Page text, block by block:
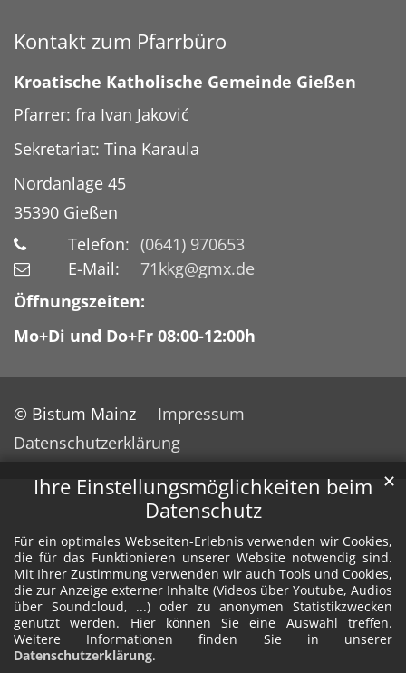
Ihre Einstellungsmöglichkeiten beim
Datenschutz
Für ein optimales Webseiten-Erlebnis verwenden wir Cookies,
die für das Funktionieren unserer Website notwendig sind.
Mit Ihrer Zustimmung verwenden wir auch Tools und Cookies,
die zur Anzeige externer Inhalte (Videos über Youtube, Audios
über Soundcloud, ...) oder zu anonymen Statistikzwecken
genutzt werden. Hier können Sie eine Auswahl treffen.
Weitere Informationen finden Sie in unserer
Datenschutzerklärung.
✕
Kontakt zum Pfarrbüro
Kroatische Katholische Gemeinde Gießen
Pfarrer: fra Ivan Jaković
Sekretariat: Tina Karaula
Nordanlage 45
35390 Gießen
Telefon: (0641) 970653
E-Mail:
71kkg@gmx.de
Öffnungszeiten:
Mo+Di und Do+Fr 08:00-12:00h
© Bistum Mainz
Impressum
Datenschutzerklärung